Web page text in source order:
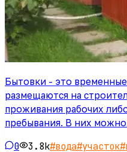
Бытовки - это
размещаются на
проживания рабочих
пребывания. В них
0 3.8k#вода#участок#